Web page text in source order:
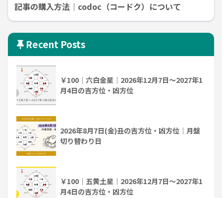
記事の購入方法｜codoc（コードク）について
Recent Posts
￥100｜六白金星｜2026年12月7日～2027年1
月4日の吉方位・凶方位
2026年8月7日(金)丑の吉方位・凶方位｜月盤
切り替わり日
￥100｜五黄土星｜2026年12月7日～2027年1
月4日の吉方位・凶方位